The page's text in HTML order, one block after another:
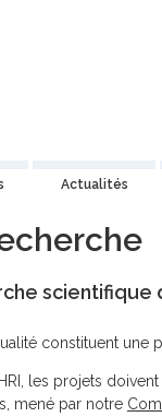
Actualités
scientifique
constituent une
les projets
mené par notre